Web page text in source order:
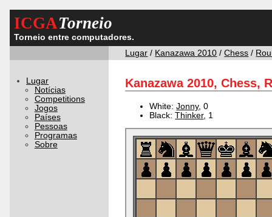
ICGATorneio
Torneio entre computadores.
Lugar / Kanazawa 2010 /Chess /
Lugar
Notícias
Competitions
Jogos
Países
Pessoas
Programas
Sobre
Kanazawa 2010, Chess,
White:Jonny, 0
Black:Thinker, 1